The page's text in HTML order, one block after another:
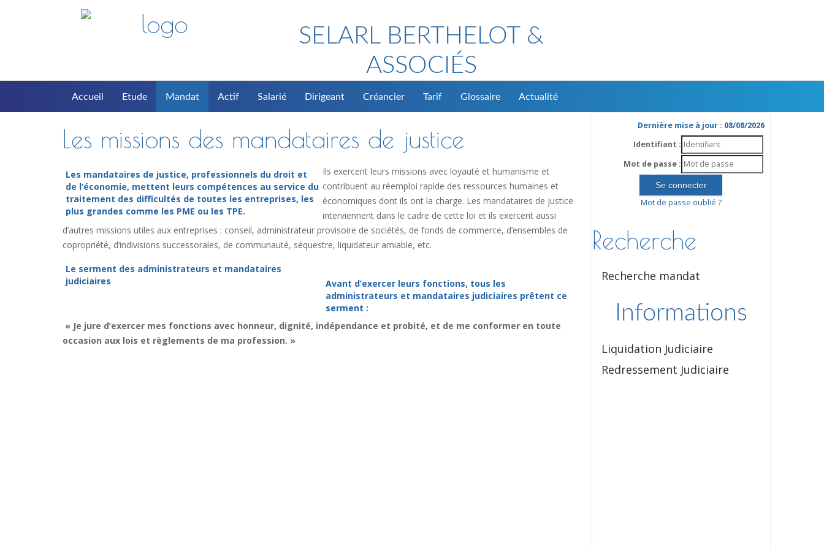
SELARL BERTHELOT &
ASSOCIÉS
Accueil Etude Mandat Actif Salarié Dirigeant Créancier Tarif Glossaire Actualité
Les missions des mandataires de justice
Les mandataires de justice, professionnels du droit et
de l’économie, mettent leurs compétences au service du
traitement des difficultés de toutes les entreprises, les
plus grandes comme les PME ou les TPE.
Ils exercent leurs missions avec loyauté et humanisme et
contribuent au réemploi rapide des ressources humaines et
économiques dont ils ont la charge. Les mandataires de justice
interviennent dans le cadre de cette loi et ils exercent aussi
d’autres missions utiles aux entreprises : conseil, administrateur provisoire de sociétés, de fonds de commerce, d’ensembles de
copropriété, d’indivisions successorales, de communauté, séquestre, liquidateur amiable, etc.
Le serment des administrateurs et mandataires
judiciaires
Avant d’exercer leurs fonctions, tous les
administrateurs et mandataires judiciaires prêtent ce
serment :
« Je jure d’exercer mes fonctions avec honneur, dignité, indépendance et probité, et de me conformer en toute
occasion aux lois et règlements de ma profession. »
Dernière mise à jour : 08/08/2026
Identifiant :
Mot de passe :
Mot de passe oublié ?
Recherche
Recherche mandat
Informations
Liquidation Judiciaire
Redressement Judiciaire